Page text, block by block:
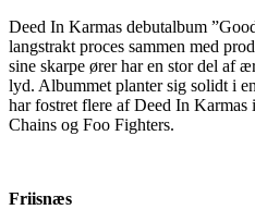
Deed In Karmas debutalbum
langstrakt proces sammen med
sine skarpe ører har en stor del af
lyd. Albummet planter sig solidt i
har fostret flere af Deed In
Chains og Foo Fighters.
Friisnæs